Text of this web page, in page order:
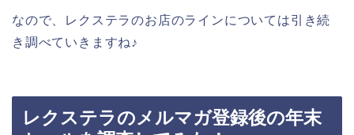
なので、レクステラのお店のラインについては引き続
き調べていきますね♪
レクステラのメルマガ登録後の年末